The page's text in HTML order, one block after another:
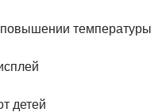
повышении температуры
детей